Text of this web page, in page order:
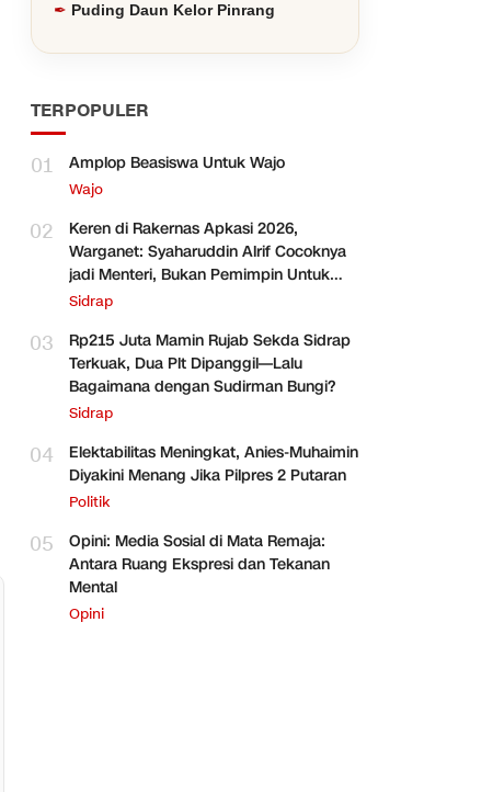
Puding Daun Kelor Pinrang
TERPOPULER
01 Amplop Beasiswa Untuk Wajo
Wajo
02
Keren di Rakernas Apkasi 2026,
Warganet: Syaharuddin Alrif Cocoknya
jadi Menteri, Bukan Pemimpin Untuk
Sidrap Saja
Sidrap
03
Rp215 Juta Mamin Rujab Sekda Sidrap
Terkuak, Dua Plt Dipanggil—Lalu
Bagaimana dengan Sudirman Bungi?
Sidrap
04
Elektabilitas Meningkat, Anies-Muhaimin
Diyakini Menang Jika Pilpres 2 Putaran
Politik
05
Opini: Media Sosial di Mata Remaja:
Antara Ruang Ekspresi dan Tekanan
Mental
Opini